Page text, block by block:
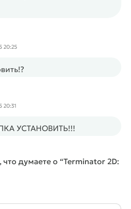
20:25
20:31
УСТАНОВИТЬ!!!
что думаете о “Terminator 2D: